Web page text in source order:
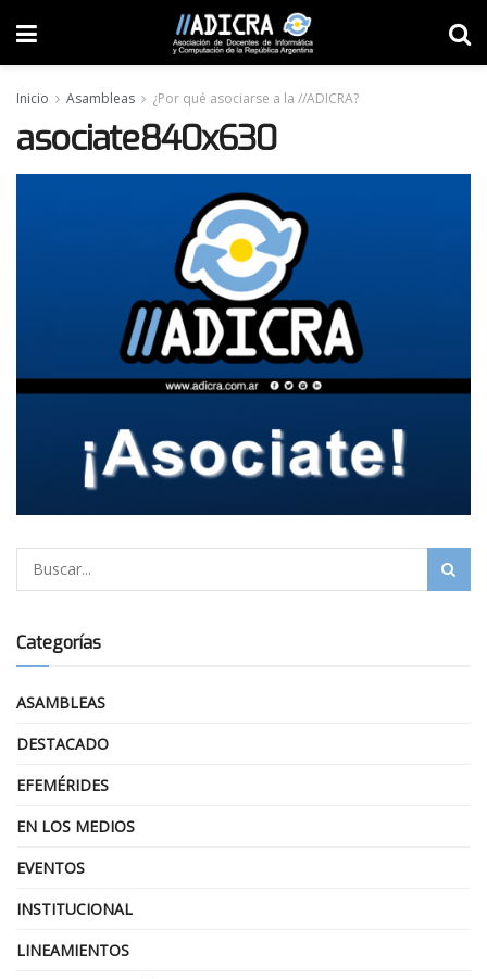
Inicio Asambleas ¿Por qué asociarse a la //ADICRA?
asociate840x630
Categorías
ASAMBLEAS
DESTACADO
EFEMÉRIDES
EN LOS MEDIOS
EVENTOS
INSTITUCIONAL
LINEAMIENTOS